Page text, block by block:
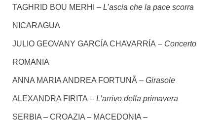
TAGHRID BOU MERHI – L’ascia che la pace scorra
NICARAGUA
JULIO GEOVANY GARCÍA CHAVARRÍA – Concerto
ROMANIA
ANNA MARIA ANDREA FORTUNÃ – Girasole
ALEXANDRA FIRITA – L’arrivo della primavera
SERBIA – CROAZIA – MACEDONIA –